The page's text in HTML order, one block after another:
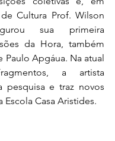
Cultura Prof. Wilson
sua primeira
da Hora, também
Paulo Apgáua. Na atual
a artista
pesquisa e traz novos
Escola Casa Aristides.